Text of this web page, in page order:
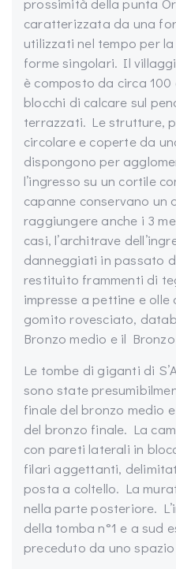
prossimità della punta
caratterizzata da una
utilizzati nel tempo per
forme singolari. Il
è composto da circa
blocchi di calcare sul
terrazzati. Le strutture,
circolare e coperte da
dispongono per
l’ingresso su un cortile
capanne conservano un
raggiungere anche i 3
casi, l’architrave
danneggiati in passato
restituito frammenti di
impresse a pettine e olle
gomito rovesciato,
Bronzo medio e il
Le tombe di giganti di
sono state
finale del bronzo medio
del bronzo finale. La
con pareti laterali in
filari aggettanti,
posta a coltello. La
nella parte posteriore.
della tomba n°1 e a sud
preceduto da uno